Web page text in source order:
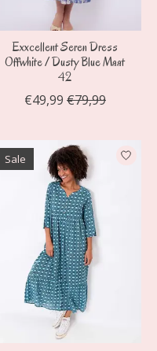
Exxcellent Seren Dress
Offwhite / Dusty Blue Maat
42
€49,99 €79,99
Sale